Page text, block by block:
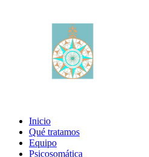
Inicio
Qué tratamos
Equipo
Psicosomática